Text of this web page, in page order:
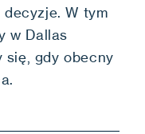
W tym
w Dallas
się, gdy obecny